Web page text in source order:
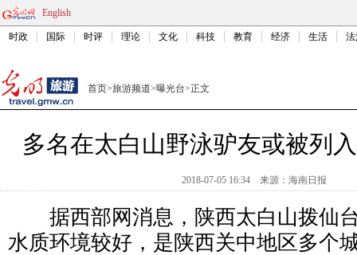
English
时政 国际 时评 理论 文化 科技 教育 经济 生活
首页>旅游频道>曝光台>正文
多名在太白山野泳驴友或被列
2018-07-05 16:34 来源： 海南日报
据西部网消息，陕西太白山拨仙
水质环境较好，是陕西关中地区多个